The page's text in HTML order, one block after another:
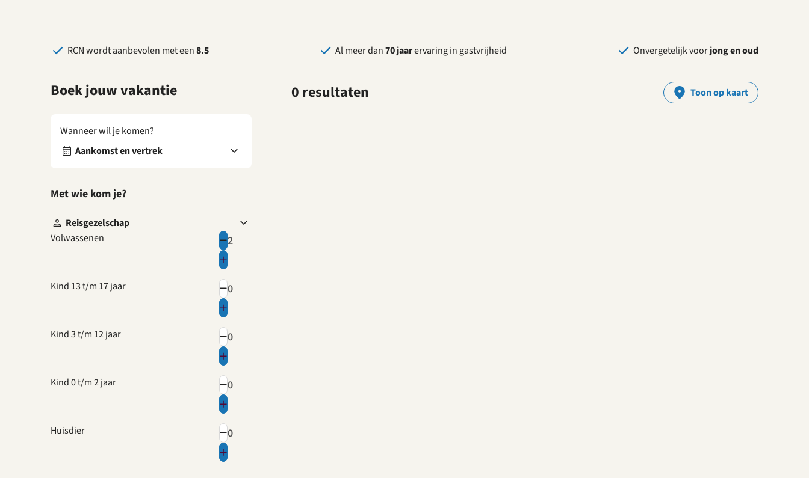
RCN wordt aanbevolen met een8.5 Al meer dan70 jaarervaring in gastvrijheid Onvergetelijk voorjong en oud
Boek jouw vakantie
Wanneer wil je komen?
Aankomst en vertrek
Met wie kom je?
Reisgezelschap
Volwassenen
Kind 13 t/m 17 jaar
Kind 3 t/m 12 jaar
Kind 0 t/m 2 jaar
Huisdier
0 resultaten Toon op kaart